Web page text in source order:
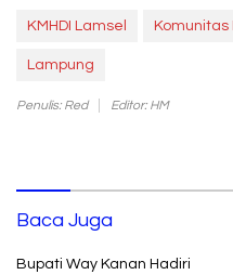
KMHDI Lamsel Komunitas
Lampung
Penulis: Red Editor: HM
Baca Juga
Bupati Way Kanan Hadiri